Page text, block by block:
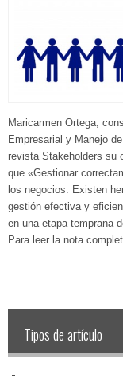
Maricarmen Ortega,
Empresarial y Manejo
revista Stakeholders su
que «Gestionar
los negocios. Existen
gestión efectiva y
en una etapa temprana
Para leer la nota
Tipos de artículo